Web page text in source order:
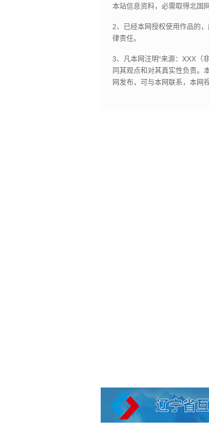
本站信息资料，必需取得北国
2、已经本网授权使用作品的
律责任。
3、凡本网注明“来源：XXX（
同其观点和对其真实性负责。
网发布，可与本网联系，本网